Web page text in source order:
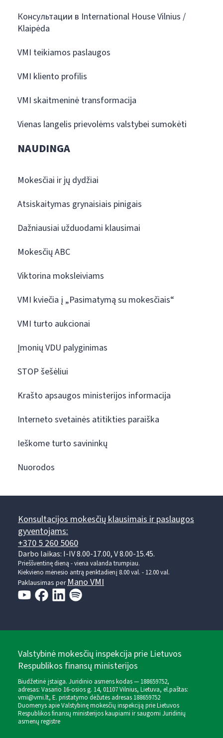
Консультации в International House Vilnius /
Klaipėda
VMI teikiamos paslaugos
VMI kliento profilis
VMI skaitmeninė transformacija
Vienas langelis prievolėms valstybei sumokėti
NAUDINGA
Mokesčiai ir jų dydžiai
Atsiskaitymas grynaisiais pinigais
Dažniausiai užduodami klausimai
Mokesčių ABC
Viktorina moksleiviams
VMI kviečia į „Pasimatymą su mokesčiais“
VMI turto aukcionai
Įmonių VDU palyginimas
STOP šešėliui
Krašto apsaugos ministerijos informacija
Interneto svetainės atitikties paraiška
Ieškome turto savininkų
Nuorodos
Konsultacijos mokesčių klausimais ir paslaugos
gyventojams:
+370 5 260 5060
Darbo laikas: I-IV 8.00-17.00, V 8.00-15.45.
Prieššventinę dieną - viena valanda trumpiau.
Kiekvieno mėnesio antrą penktadienį 8.00 val. - 12.00 val.
Paklausimas perMano VMI
Valstybinė mokesčių inspekcija prie Lietuvos
Respublikos finansų ministerijos
Biudžetinė įstaiga. Juridinio asmens kodas — 188659752,
adresas: Vasario 16-osios g. 14, 01107 Vilnius, Lietuva, el.paštas:
vmi@vmi.lt, E. pristatymo dėžutės adresas 188659752
Duomenys apie Valstybinę mokesčių inspekciją prie Lietuvos
Respublikos finansų ministerijos kaupiami ir saugomi Juridinių
asmenų registre